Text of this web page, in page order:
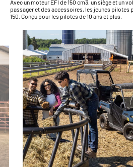
Avec un moteur EFI de 150 cm3, un siège et un
passager et des accessoires, les jeunes pilotes
150. Conçu pour les pilotes de 10 ans et plus.